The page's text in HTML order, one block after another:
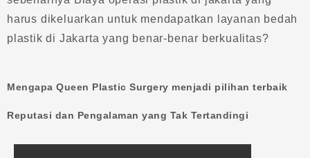
harus dikeluarkan untuk mendapatkan layanan bedah
plastik di Jakarta yang benar-benar berkualitas?
Mengapa Queen Plastic Surgery menjadi pilihan terbaik
Reputasi dan Pengalaman yang Tak Tertandingi